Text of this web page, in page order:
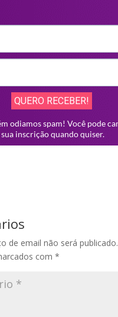
de email não será publicado.
com *